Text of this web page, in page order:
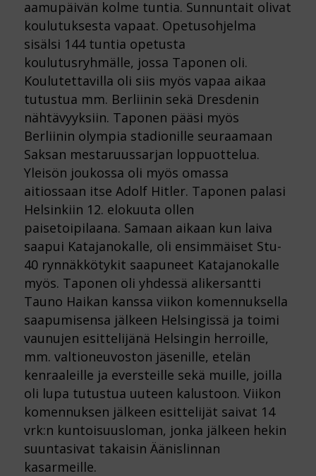
aamupäivän kolme tuntia. Sunnuntait olivat
koulutuksesta vapaat. Opetusohjelma
sisälsi 144 tuntia opetusta
koulutusryhmälle, jossa Taponen oli.
Koulutettavilla oli siis myös vapaa aikaa
tutustua mm. Berliinin sekä Dresdenin
nähtävyyksiin. Taponen pääsi myös
Berliinin olympia stadionille seuraamaan
Saksan mestaruussarjan loppuottelua.
Yleisön joukossa oli myös omassa
aitiossaan itse Adolf Hitler. Taponen palasi
Helsinkiin 12. elokuuta ollen
paisetoipilaana. Samaan aikaan kun laiva
saapui Katajanokalle, oli ensimmäiset Stu-
40 rynnäkkötykit saapuneet Katajanokalle
myös. Taponen oli yhdessä alikersantti
Tauno Haikan kanssa viikon komennuksella
saapumisensa jälkeen Helsingissä ja toimi
vaunujen esittelijänä Helsingin herroille,
mm. valtioneuvoston jäsenille, etelän
kenraaleille ja eversteille sekä muille, joilla
oli lupa tutustua uuteen kalustoon. Viikon
komennuksen jälkeen esittelijät saivat 14
vrk:n kuntoisuusloman, jonka jälkeen hekin
suuntasivat takaisin Äänislinnan
kasarmeille.